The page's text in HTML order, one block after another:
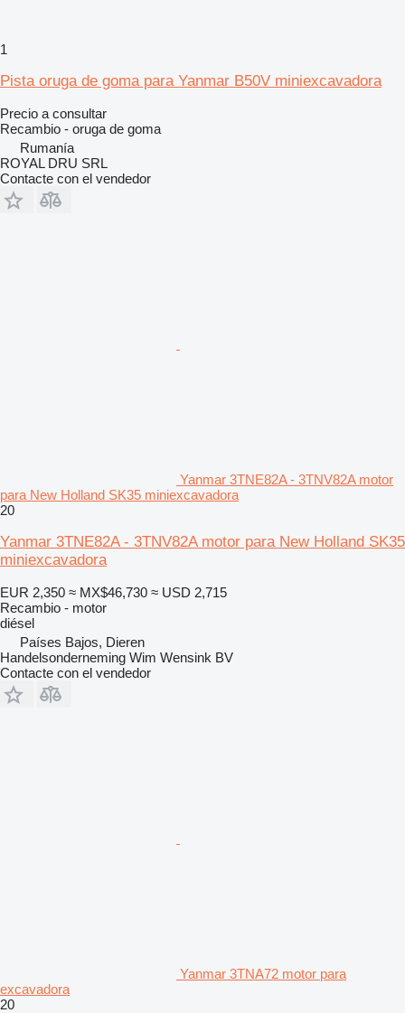
1
Pista oruga de goma para Yanmar B50V miniexcavadora
Precio a consultar
Recambio - oruga de goma
Rumanía
ROYAL DRU SRL
Contacte con el vendedor
Yanmar 3TNE82A - 3TNV82A motor
para New Holland SK35 miniexcavadora
20
Yanmar 3TNE82A - 3TNV82A motor para New Holland SK35
miniexcavadora
EUR 2,350 ≈ MX$46,730 ≈ USD 2,715
Recambio - motor
diésel
Países Bajos, Dieren
Handelsonderneming Wim Wensink BV
Contacte con el vendedor
Yanmar 3TNA72 motor para
excavadora
20